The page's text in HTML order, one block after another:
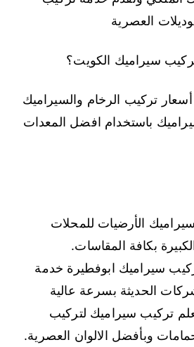
العصرية
سيراميك الكويت؟
تركيب الرخام والسيراميك
باستخدام افضل المعدات
الأرضيات للمحلات
بكافة المقاسات.
سيراميك ابوفطيرة خدمة
الحديثة بسرعة عالية
تركيب سيراميك لتركيب
وبأفضل الالوان العصرية.